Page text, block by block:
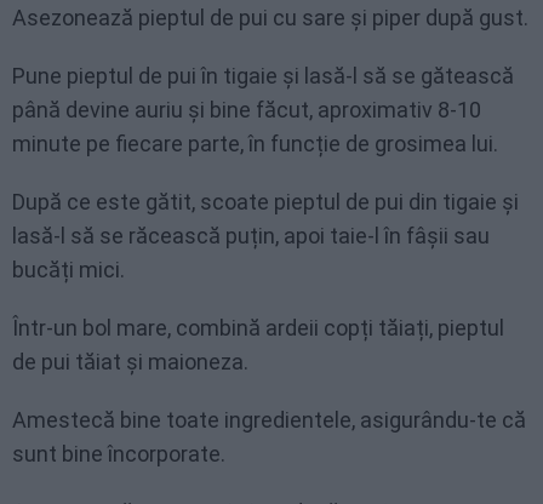
Asezonează pieptul de pui cu sare și piper după gust.
Pune pieptul de pui în tigaie și lasă-l să se gătească
până devine auriu și bine făcut, aproximativ 8-10
minute pe fiecare parte, în funcție de grosimea lui.
După ce este gătit, scoate pieptul de pui din tigaie și
lasă-l să se răcească puțin, apoi taie-l în fâșii sau
bucăți mici.
Într-un bol mare, combină ardeii copți tăiați, pieptul
de pui tăiat și maioneza.
Amestecă bine toate ingredientele, asigurându-te că
sunt bine încorporate.